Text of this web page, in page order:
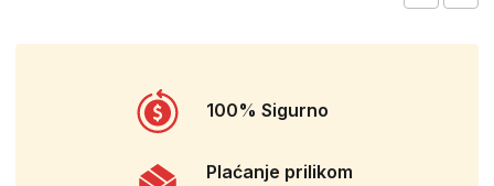
100% Sigurno
Plaćanje prilikom